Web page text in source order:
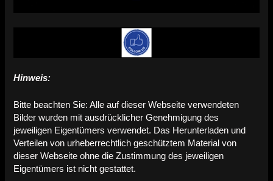
Hinweis:
Bitte beachten Sie: Alle auf dieser Webseite verwendeten
Bilder wurden mit ausdrücklicher Genehmigung des
jeweiligen Eigentümers verwendet. Das Herunterladen und
Verteilen von urheberrechtlich geschütztem Material von
dieser Webseite ohne die Zustimmung des jeweiligen
Eigentümers ist nicht gestattet.